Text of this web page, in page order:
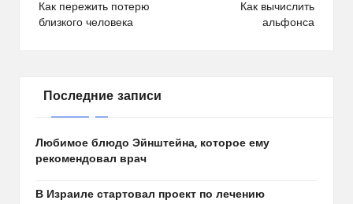
по
Как пережить потерю
близкого человека
Как вычислить
альфонса
Последние записи
Любимое блюдо Эйнштейна, которое ему
рекомендовал врач
В Израиле стартовал проект по лечению